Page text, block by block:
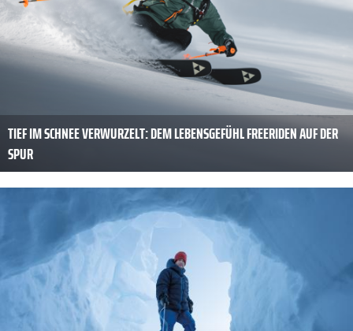
TIEF IM SCHNEE VERWURZELT: DEM LEBENSGEFÜHL FREERIDEN AUF DER
SPUR